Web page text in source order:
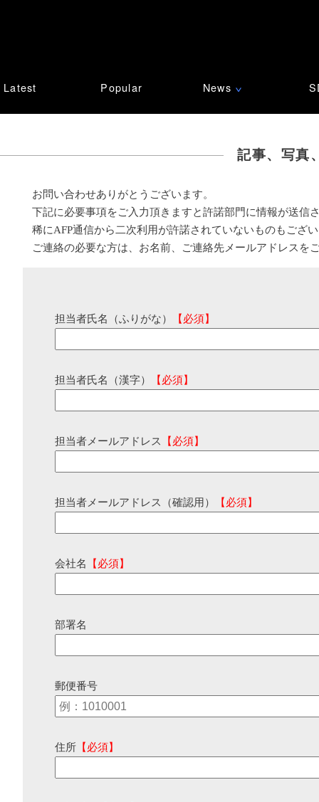
Latest Popular News ∨
記事、写真
お問い合わせありがとうございます。
下記に必要事項をご入力頂きますと許諾部門に情報が送信
稀にAFP通信から二次利用が許諾されていないものもござ
ご連絡の必要な方は、お名前、ご連絡先メールアドレスを
担当者氏名（ふりがな） 【必須】
担当者氏名（漢字） 【必須】
担当者メールアドレス 【必須】
担当者メールアドレス（確認用） 【必須】
会社名 【必須】
部署名
郵便番号
住所 【必須】